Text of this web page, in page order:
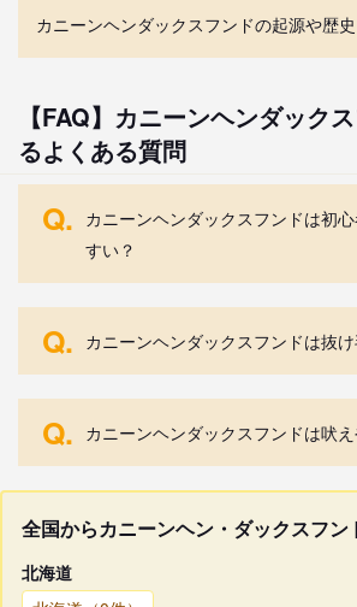
カニーンヘンダックスフンドの起源や歴史
【FAQ】カニーンヘンダック
るよくある質問
Q. カニーンヘンダックスフンドは初
すい？
Q. カニーンヘンダックスフンドは抜
Q. カニーンヘンダックスフンドは吠
全国からカニーンヘン・ダックスフン
北海道